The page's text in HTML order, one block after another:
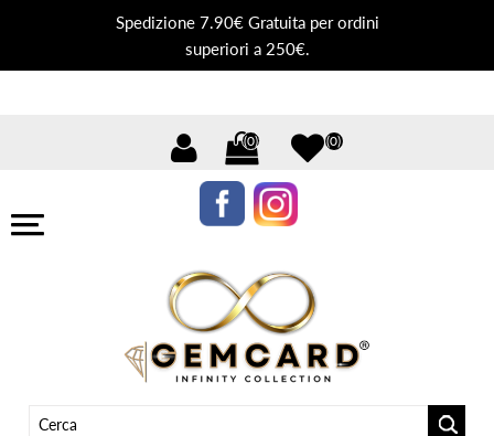
Spedizione 7.90€ Gratuita per ordini
superiori a 250€.
(0) (0)